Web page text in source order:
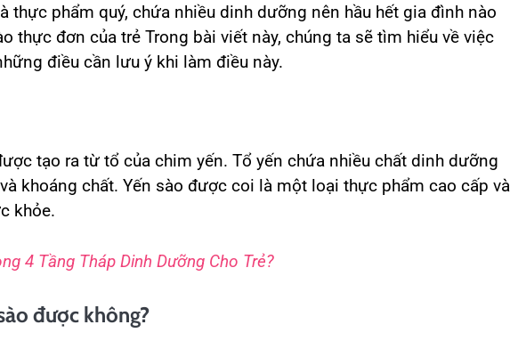
thực phẩm quý, chứa nhiều dinh dưỡng nên hầu hết gia đình nào
thực đơn của trẻ Trong bài viết này, chúng ta sẽ tìm hiểu về việc
điều cần lưu ý khi làm điều này.
tạo ra từ tổ của chim yến. Tổ yến chứa nhiều chất dinh dưỡng
khoáng chất. Yến sào được coi là một loại thực phẩm cao cấp và
khỏe.
4 Tầng Tháp Dinh Dưỡng Cho Trẻ?
được không?